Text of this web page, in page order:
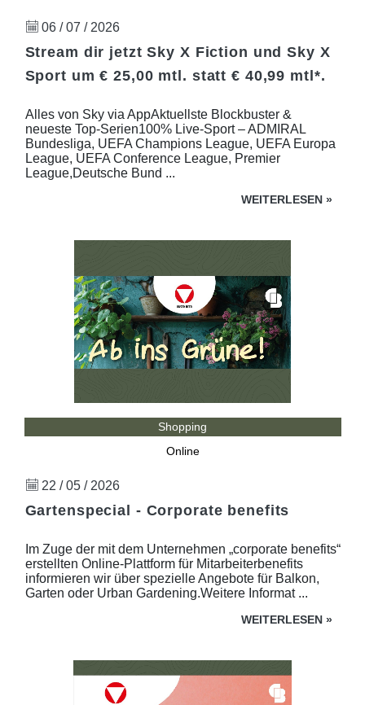
06 / 07 / 2026
Stream dir jetzt Sky X Fiction und Sky X
Sport um € 25,00 mtl. statt € 40,99 mtl*.
Alles von Sky via AppAktuellste Blockbuster &
neueste Top-Serien100% Live-Sport – ADMIRAL
Bundesliga, UEFA Champions League, UEFA Europa
League, UEFA Conference League, Premier
League,Deutsche Bund ...
WEITERLESEN »
Shopping
Online
22 / 05 / 2026
Gartenspecial - Corporate benefits
Im Zuge der mit dem Unternehmen „corporate benefits“
erstellten Online-Plattform für Mitarbeiterbenefits
informieren wir über spezielle Angebote für Balkon,
Garten oder Urban Gardening.Weitere Informat ...
WEITERLESEN »